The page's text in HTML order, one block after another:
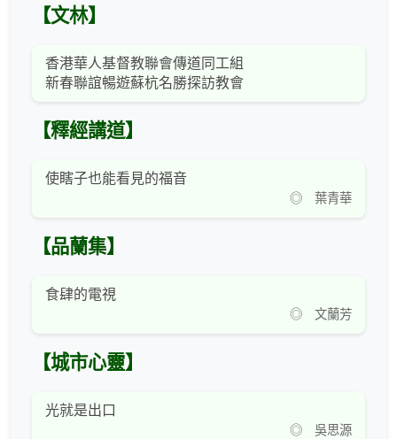
【文林】
香港華人基督教聯會傳道同工組
新春聯誼暢遊蘇杭名勝探訪教會
【釋經講道】
使瞎子也能看見的福音
◎ 葉青華
【品蘭集】
食肆的電視
◎ 文蘭芳
【城市心靈】
光就是出口
◎ 吳思源